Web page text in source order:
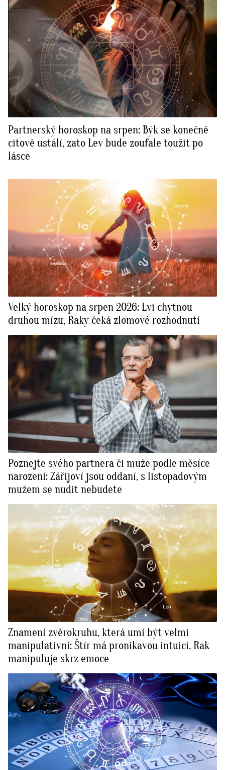
Partnerský horoskop na srpen: Býk se konečně
citově ustálí, zato Lev bude zoufale toužit po
lásce
Velký horoskop na srpen 2026: Lvi chytnou
druhou mízu, Raky čeká zlomové rozhodnutí
Poznejte svého partnera či muže podle měsíce
narození: Zářijoví jsou oddaní, s listopadovým
mužem se nudit nebudete
Znamení zvěrokruhu, která umí být velmi
manipulativní: Štír má pronikavou intuici, Rak
manipuluje skrz emoce